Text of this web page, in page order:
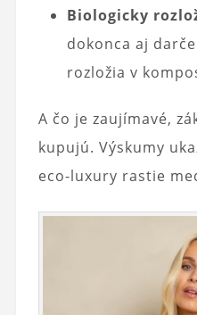
Biologicky
dokonca aj
rozložia v
A čo je zaujímavé,
kupujú. Výskumy
eco-luxury rastie